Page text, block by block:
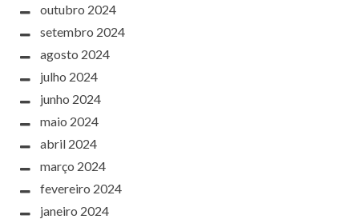
outubro 2024
setembro 2024
agosto 2024
julho 2024
junho 2024
maio 2024
abril 2024
março 2024
fevereiro 2024
janeiro 2024